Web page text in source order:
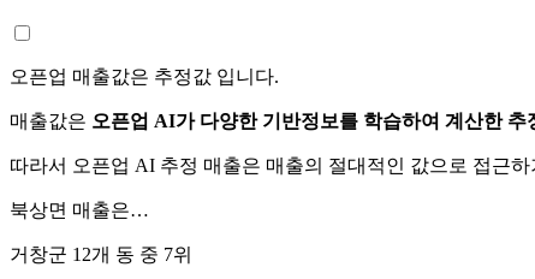
오픈업 매출값은 추정값 입니다.
매출값은 오픈업 AI가 다양한 기반정보를 학습하여 계산한 추
따라서 오픈업 AI 추정 매출은 매출의 절대적인 값으로 접근하
북상면 매출은…
거창군 12개 동 중 7위